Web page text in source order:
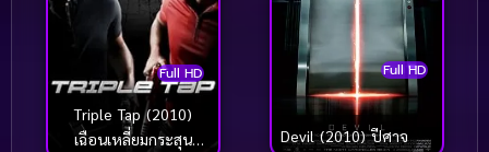
Full HD
Triple Tap (2010)
เฉือนเหลี่ยมกระสุน
Full HD
Devil (2010) ปีศาจ